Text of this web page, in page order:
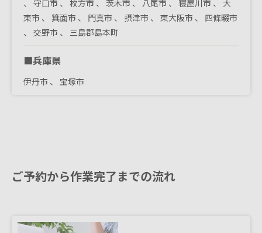
、 守口市 、 枚方市 、 茨木市 、 八尾市 、 寝屋川市 、 大
東市 、 箕面市 、 門真市 、 摂津市 、 東大阪市 、 四條畷市
、 交野市 、 三島郡島本町
■兵庫県
伊丹市 、 宝塚市
ご予約から作業完了までの流れ